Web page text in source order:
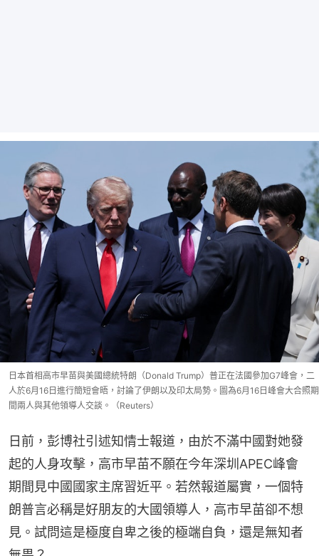
日本首相高市早苗與美國總統特朗（Donald Trump）普正在法國參加G7峰會，二
人於6月16日進行簡短會晤，討論了伊朗以及印太局勢。圖為6月16日峰會大合照期
間兩人與其他領導人交談。（Reuters）
日前，彭博社引述知情士報道，由於不滿中國對她發
起的人身攻擊，高市早苗不願在今年深圳APEC峰會
期間見中國國家主席習近平。若然報道屬實，一個特
朗普言必稱是好朋友的大國領導人，高市早苗卻不想
見。試問這是極度自卑之後的極端自負，還是無知者